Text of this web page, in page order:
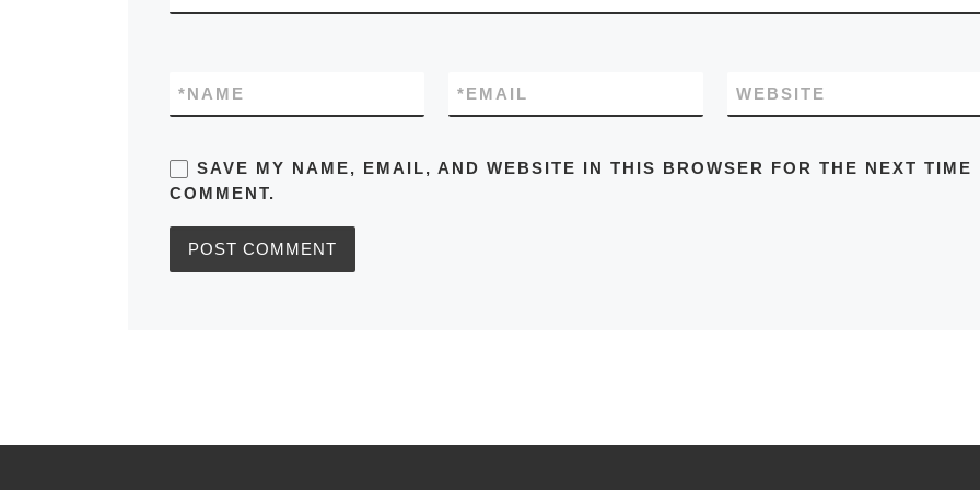
NAME
* EMAIL
* WEBSITE
SAVE MY NAME, EMAIL, AND WEBSITE IN THIS BROWSER FOR THE NEXT TIME
COMMENT.